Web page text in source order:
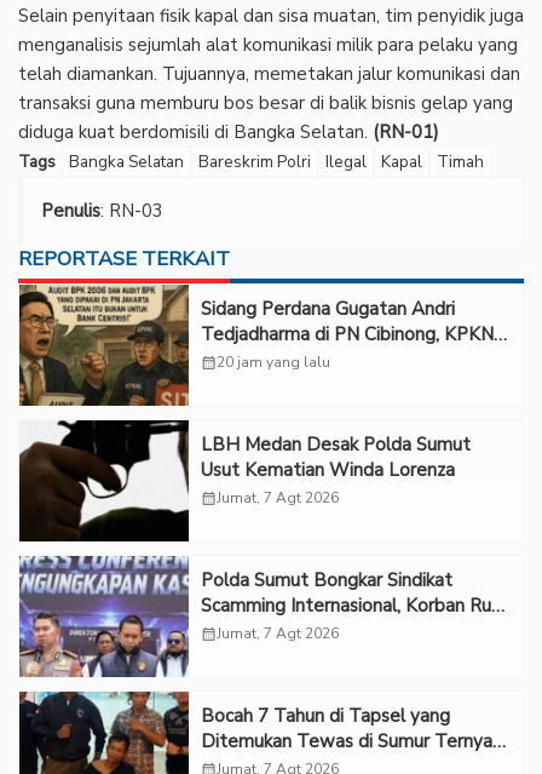
Selain penyitaan fisik kapal dan sisa muatan, tim penyidik juga
menganalisis sejumlah alat komunikasi milik para pelaku yang
telah diamankan. Tujuannya, memetakan jalur komunikasi dan
transaksi guna memburu bos besar di balik bisnis gelap yang
diduga kuat berdomisili di Bangka Selatan. (RN-01)
Tags Bangka Selatan Bareskrim Polri Ilegal Kapal Timah
Penulis: RN-03
REPORTASE TERKAIT
Sidang Perdana Gugatan Andri
Tedjadharma di PN Cibinong, KPKNL
dan PUPN Mangkir
calendar_month20 jam yang lalu
LBH Medan Desak Polda Sumut
Usut Kematian Winda Lorenza
calendar_monthJumat, 7 Agt 2026
Polda Sumut Bongkar Sindikat
Scamming Internasional, Korban Rugi
Rp6,7 Miliar
calendar_monthJumat, 7 Agt 2026
Bocah 7 Tahun di Tapsel yang
Ditemukan Tewas di Sumur Ternyata
Korban Kekerasan Seksual
calendar_monthJumat, 7 Agt 2026